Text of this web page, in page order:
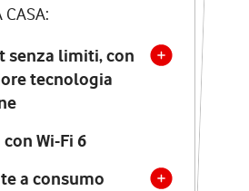
CASA:
senza limiti, con
tecnologia
Wi-Fi 6
a consumo
LA TUA CASA:
Internet senza limiti, con
la migliore tecnologia
Seven con Wi-Fi 7
illimitate verso
fissi e mobili